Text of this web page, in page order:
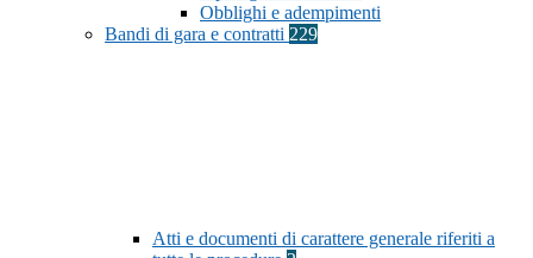
Obblighi e adempimenti
Bandi di gara e contratti 229
Atti e documenti di carattere generale riferiti a